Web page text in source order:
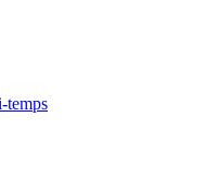
temps